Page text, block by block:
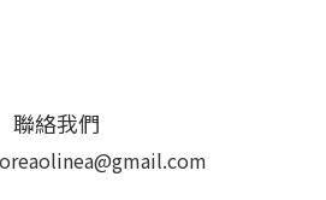
聯絡我們